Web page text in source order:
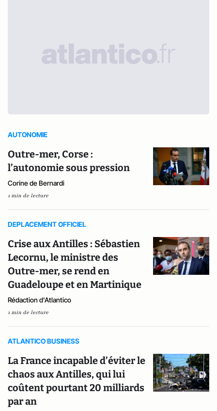
AUTONOMIE
Outre-mer, Corse :
l’autonomie sous pression
Corine de Bernardi
1 min de lecture
DEPLACEMENT OFFICIEL
Crise aux Antilles : Sébastien
Lecornu, le ministre des
Outre-mer, se rend en
Guadeloupe et en Martinique
Rédaction d'Atlantico
1 min de lecture
ATLANTICO BUSINESS
La France incapable d’éviter le
chaos aux Antilles, qui lui
coûtent pourtant 20 milliards
par an